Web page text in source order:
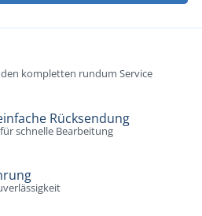
kompletten rundum Service
Rücksendung
schnelle Bearbeitung